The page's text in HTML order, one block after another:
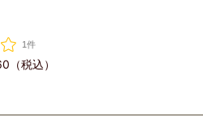
1件
（税込）